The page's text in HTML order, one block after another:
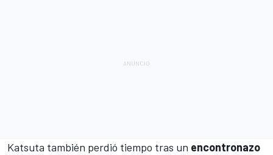
Katsuta también perdió tiempo tras un encontronazo